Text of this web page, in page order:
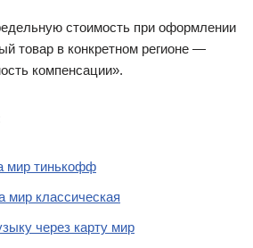
стоимость при оформлении
товар в конкретном регионе —
компенсации».
мир тинькофф
мир классическая
через карту мир